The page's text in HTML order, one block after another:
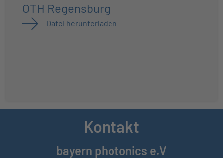
OTH Regensburg
Datei herunterladen
Kontakt
bayern photonics e.V